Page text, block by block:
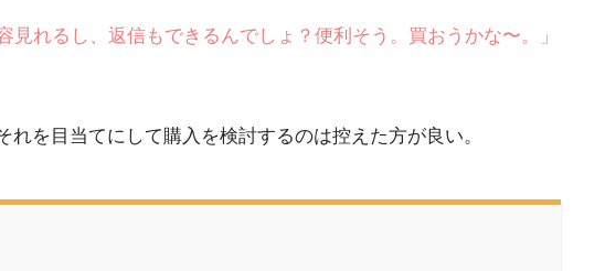
見れるし、返信もできるんでしょ？便利そう。買おうかな〜。」
を目当てにして購入を検討するのは控えた方が良い。